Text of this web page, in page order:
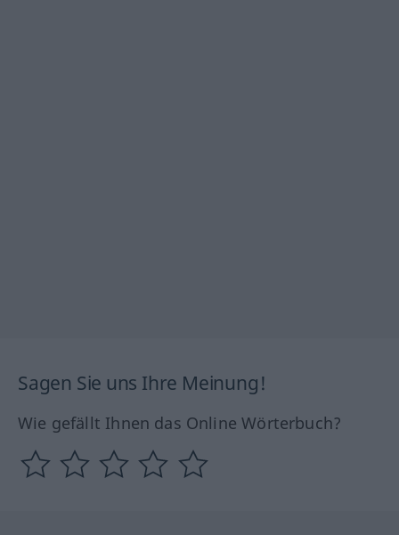
Sagen Sie uns Ihre Meinung!
Wie gefällt Ihnen das Online Wörterbuch?